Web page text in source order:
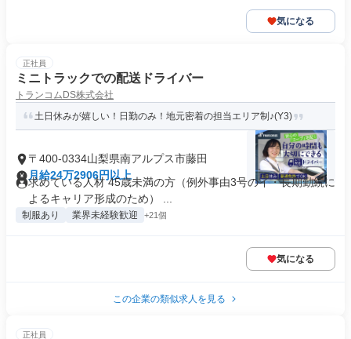
気になる
正社員
ミニトラックでの配送ドライバー
トランコムDS株式会社
土日休みが嬉しい！日勤のみ！地元密着の担当エリア制♪(Y3)
〒400-0334山梨県南アルプス市藤田
月給24万2906円以上
求めている人材 45歳未満の方（例外事由3号のイ・長期勤続に
よるキャリア形成のため） ...
制服あり 業界未経験歓迎 +21個
気になる
この企業の類似求人を見る
正社員